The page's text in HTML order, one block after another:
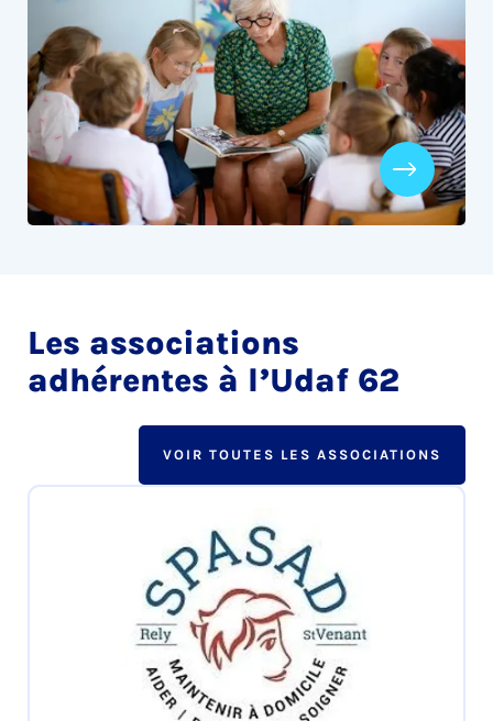
Les associations
adhérentes à l’Udaf 62
VOIR TOUTES LES ASSOCIATIONS